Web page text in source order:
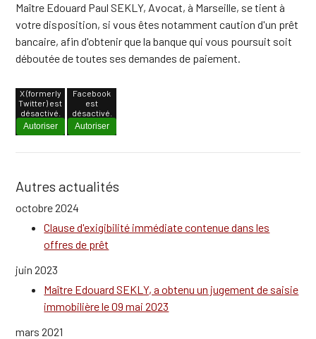
Maître Edouard Paul SEKLY, Avocat, à Marseille, se tient à
votre disposition, si vous êtes notamment caution d'un prêt
bancaire, afin d'obtenir que la banque qui vous poursuit soit
déboutée de toutes ses demandes de paiement.
X (formerly
Twitter) est
désactivé.
Autoriser
Facebook
est
désactivé.
Autoriser
Autres actualités
octobre 2024
Clause d'exigibilité immédiate contenue dans les
offres de prêt
juin 2023
Maître Edouard SEKLY, a obtenu un jugement de saisie
immobilière le 09 mai 2023
mars 2021